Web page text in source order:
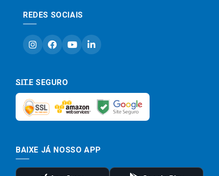
REDES SOCIAIS
SITE SEGURO
BAIXE JÁ NOSSO APP